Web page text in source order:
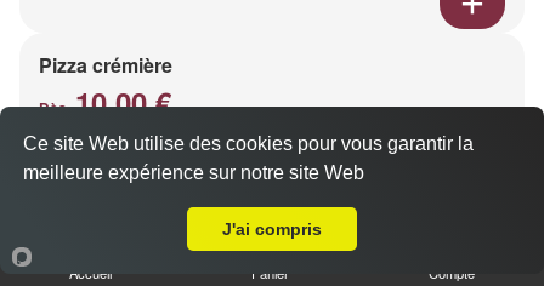
Pizza crémière
Dès10.00 €
Base crème fraîche, 3 fromages
Accueil Panier Compte
Ce site Web utilise des cookies pour vous garantir la
meilleure expérience sur notre site Web
J'ai compris